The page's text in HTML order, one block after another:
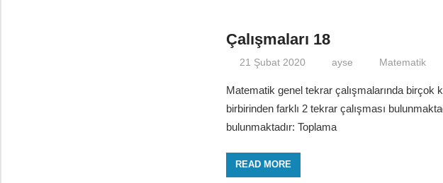
Çalışmaları 18
21 Şubat 2020 ayse Matematik
Matematik genel tekrar çalışmalarında birçok
birbirinden farklı 2 tekrar çalışması
bulunmaktadır: Toplama
READ MORE